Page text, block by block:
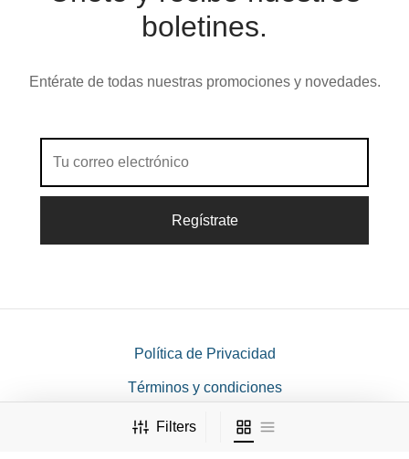
Filters
boletines.
Entérate de todas nuestras promociones y novedades.
Política de Privacidad
Términos y condiciones
©2021 Derechos Reservados - Diseñado